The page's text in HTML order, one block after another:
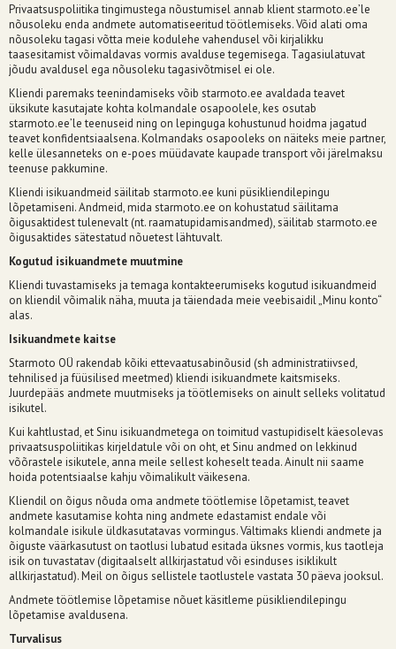
Privaatsuspoliitika tingimustega nõustumisel annab klient starmoto.ee’le
nõusoleku enda andmete automatiseeritud töötlemiseks. Võid alati oma
nõusoleku tagasi võtta meie kodulehe vahendusel või kirjalikku
taasesitamist võimaldavas vormis avalduse tegemisega. Tagasiulatuvat
jõudu avaldusel ega nõusoleku tagasivõtmisel ei ole.
Kliendi paremaks teenindamiseks võib starmoto.ee avaldada teavet
üksikute kasutajate kohta kolmandale osapoolele, kes osutab
starmoto.ee’le teenuseid ning on lepinguga kohustunud hoidma jagatud
teavet konfidentsiaalsena. Kolmandaks osapooleks on näiteks meie partner,
kelle ülesanneteks on e-poes müüdavate kaupade transport või järelmaksu
teenuse pakkumine.
Kliendi isikuandmeid säilitab starmoto.ee kuni püsikliendilepingu
lõpetamiseni. Andmeid, mida starmoto.ee on kohustatud säilitama
õigusaktidest tulenevalt (nt. raamatupidamisandmed), säilitab starmoto.ee
õigusaktides sätestatud nõuetest lähtuvalt.
Kogutud isikuandmete muutmine
Kliendi tuvastamiseks ja temaga kontakteerumiseks kogutud isikuandmeid
on kliendil võimalik näha, muuta ja täiendada meie veebisaidil „Minu konto“
alas.
Isikuandmete kaitse
Starmoto OÜ rakendab kõiki ettevaatusabinõusid (sh administratiivsed,
tehnilised ja füüsilised meetmed) kliendi isikuandmete kaitsmiseks.
Juurdepääs andmete muutmiseks ja töötlemiseks on ainult selleks volitatud
isikutel.
Kui kahtlustad, et Sinu isikuandmetega on toimitud vastupidiselt käesolevas
privaatsuspoliitikas kirjeldatule või on oht, et Sinu andmed on lekkinud
võõrastele isikutele, anna meile sellest koheselt teada. Ainult nii saame
hoida potentsiaalse kahju võimalikult väikesena.
Kliendil on õigus nõuda oma andmete töötlemise lõpetamist, teavet
andmete kasutamise kohta ning andmete edastamist endale või
kolmandale isikule üldkasutatavas vormingus. Vältimaks kliendi andmete ja
õiguste väärkasutust on taotlusi lubatud esitada üksnes vormis, kus taotleja
isik on tuvastatav (digitaalselt allkirjastatud või esinduses isiklikult
allkirjastatud). Meil on õigus sellistele taotlustele vastata 30 päeva jooksul.
Andmete töötlemise lõpetamise nõuet käsitleme püsikliendilepingu
lõpetamise avaldusena.
Turvalisus